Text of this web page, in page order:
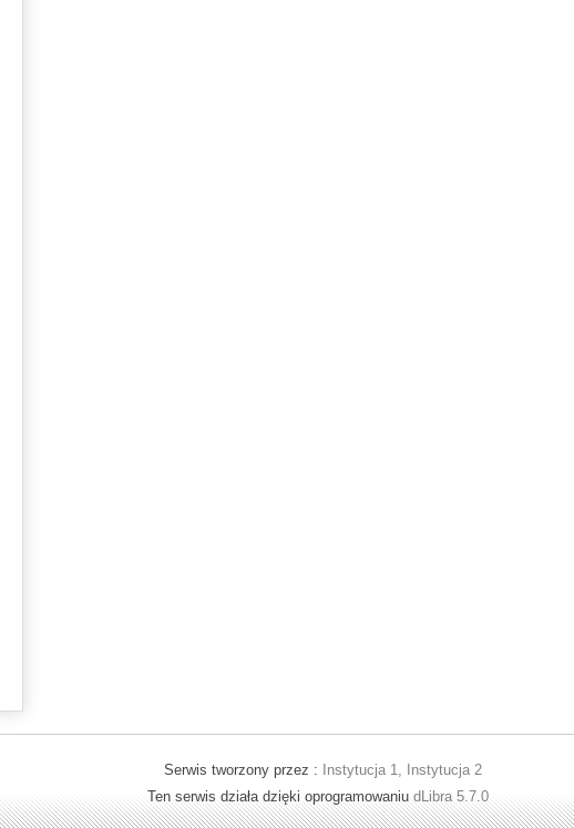
Serwis tworzony przez :
Instytucja 1, Instytucja 2
Ten serwis działa dzięki oprogramowaniu dLibra 5.7.0